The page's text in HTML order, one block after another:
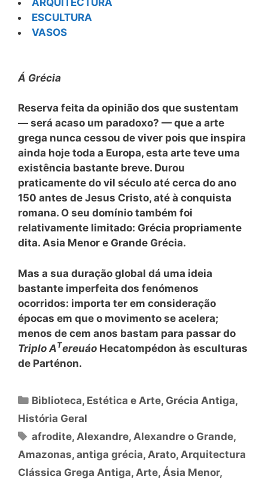
ARQUITECTURA
ESCULTURA
VASOS
Á Grécia
Reserva feita da opinião dos que sustentam
— será acaso um paradoxo? — que a arte
grega nunca cessou de viver pois que inspira
ainda hoje toda a Europa, esta arte teve uma
existência bastante breve. Durou
praticamente do vil século até cerca do ano
150 antes de Jesus Cristo, até à conquista
romana. O seu domínio também foi
relativamente limitado: Grécia propriamente
dita. Asia Menor e Grande Grécia.
Mas a sua duração global dá uma ideia
bastante imperfeita dos fenómenos
ocorridos: importa ter em consideração
épocas em que o movimento se acelera;
menos de cem anos bastam para passar do
Triplo ATereuáo Hecatompédon às esculturas
de Parténon.
Categorias
Biblioteca, Estética e Arte, Grécia Antiga,
História Geral
Tags
afrodite, Alexandre, Alexandre o Grande,
Amazonas, antiga grécia, Arato, Arquitectura
Clássica Grega Antiga, Arte, Ásia Menor,